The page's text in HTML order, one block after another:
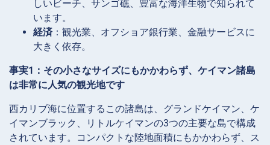
しいビーチ、サンゴ礁、豊富な海洋生物で知られて
います。
経済 ：観光業、オフショア銀行業、金融サービスに
大きく依存。
事実1：その小さなサイズにもかかわらず、ケイマン諸島
は非常に人気の観光地です
西カリブ海に位置するこの諸島は、グランドケイマン、ケ
イマンブラック、リトルケイマンの3つの主要な島で構成
されています。コンパクトな陸地面積にもかかわらず、ス